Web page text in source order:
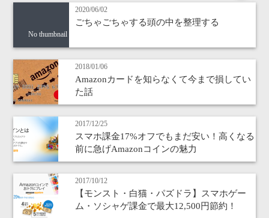
No thumbnail
2020/06/02
ごちゃごちゃする頭の中を整理する
2018/01/06
Amazonカードを知らなくて今まで損してい
た話
2017/12/25
スマホ課金17%オフでもまだ安い！高くなる
前に急げAmazonコインの魅力
2017/10/12
【モンスト・白猫・パズドラ】スマホゲー
ム・ソシャゲ課金で最大12,500円節約！